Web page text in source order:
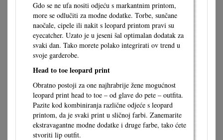
Gdo se ne ufa nositi odjeću s markantnim printom,
more se odlučiti za modne dodatke. Torbe, sunčane
naočale, cipele ili nakit s leopard printom pravi su
eyecatcher. Uzato je u jeseni šal optimalan dodatak za
svaki dan. Tako morete polako integrirati ov trend u
svoje garderobe.
Head to toe leopard print
Obratno postoji za one najhrabrije žene mogućnost
leopard print head to toe – od glave do pete – outfita.
Pazite kod kombiniranja različne odjeće s leopard
printom, da je svaki print u sličnoj farbi. Zanemarite
ekstravagantne modne dodatke i druge farbe, tako ćete
stvoriti lip outfit.